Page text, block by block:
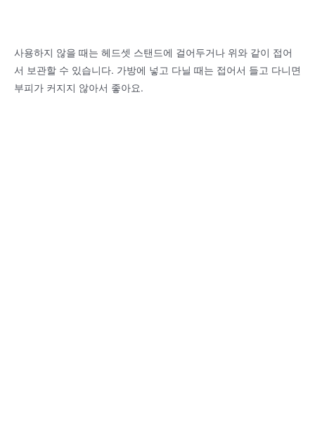
사용하지 않을 때는 헤드셋 스탠드에 걸어두거나 위와 같이 접어
서 보관할 수 있습니다. 가방에 넣고 다닐 때는 접어서 들고 다니면
부피가 커지지 않아서 좋아요.